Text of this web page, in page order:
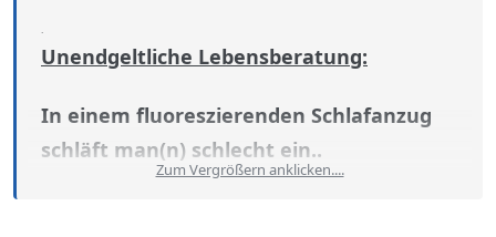
.
Unendgeltliche Lebensberatung:
In einem fluoreszierenden Schlafanzug
schläft man(n) schlecht ein..
Wird aber nach einem nächtlichen
Zum Vergrößern anklicken....